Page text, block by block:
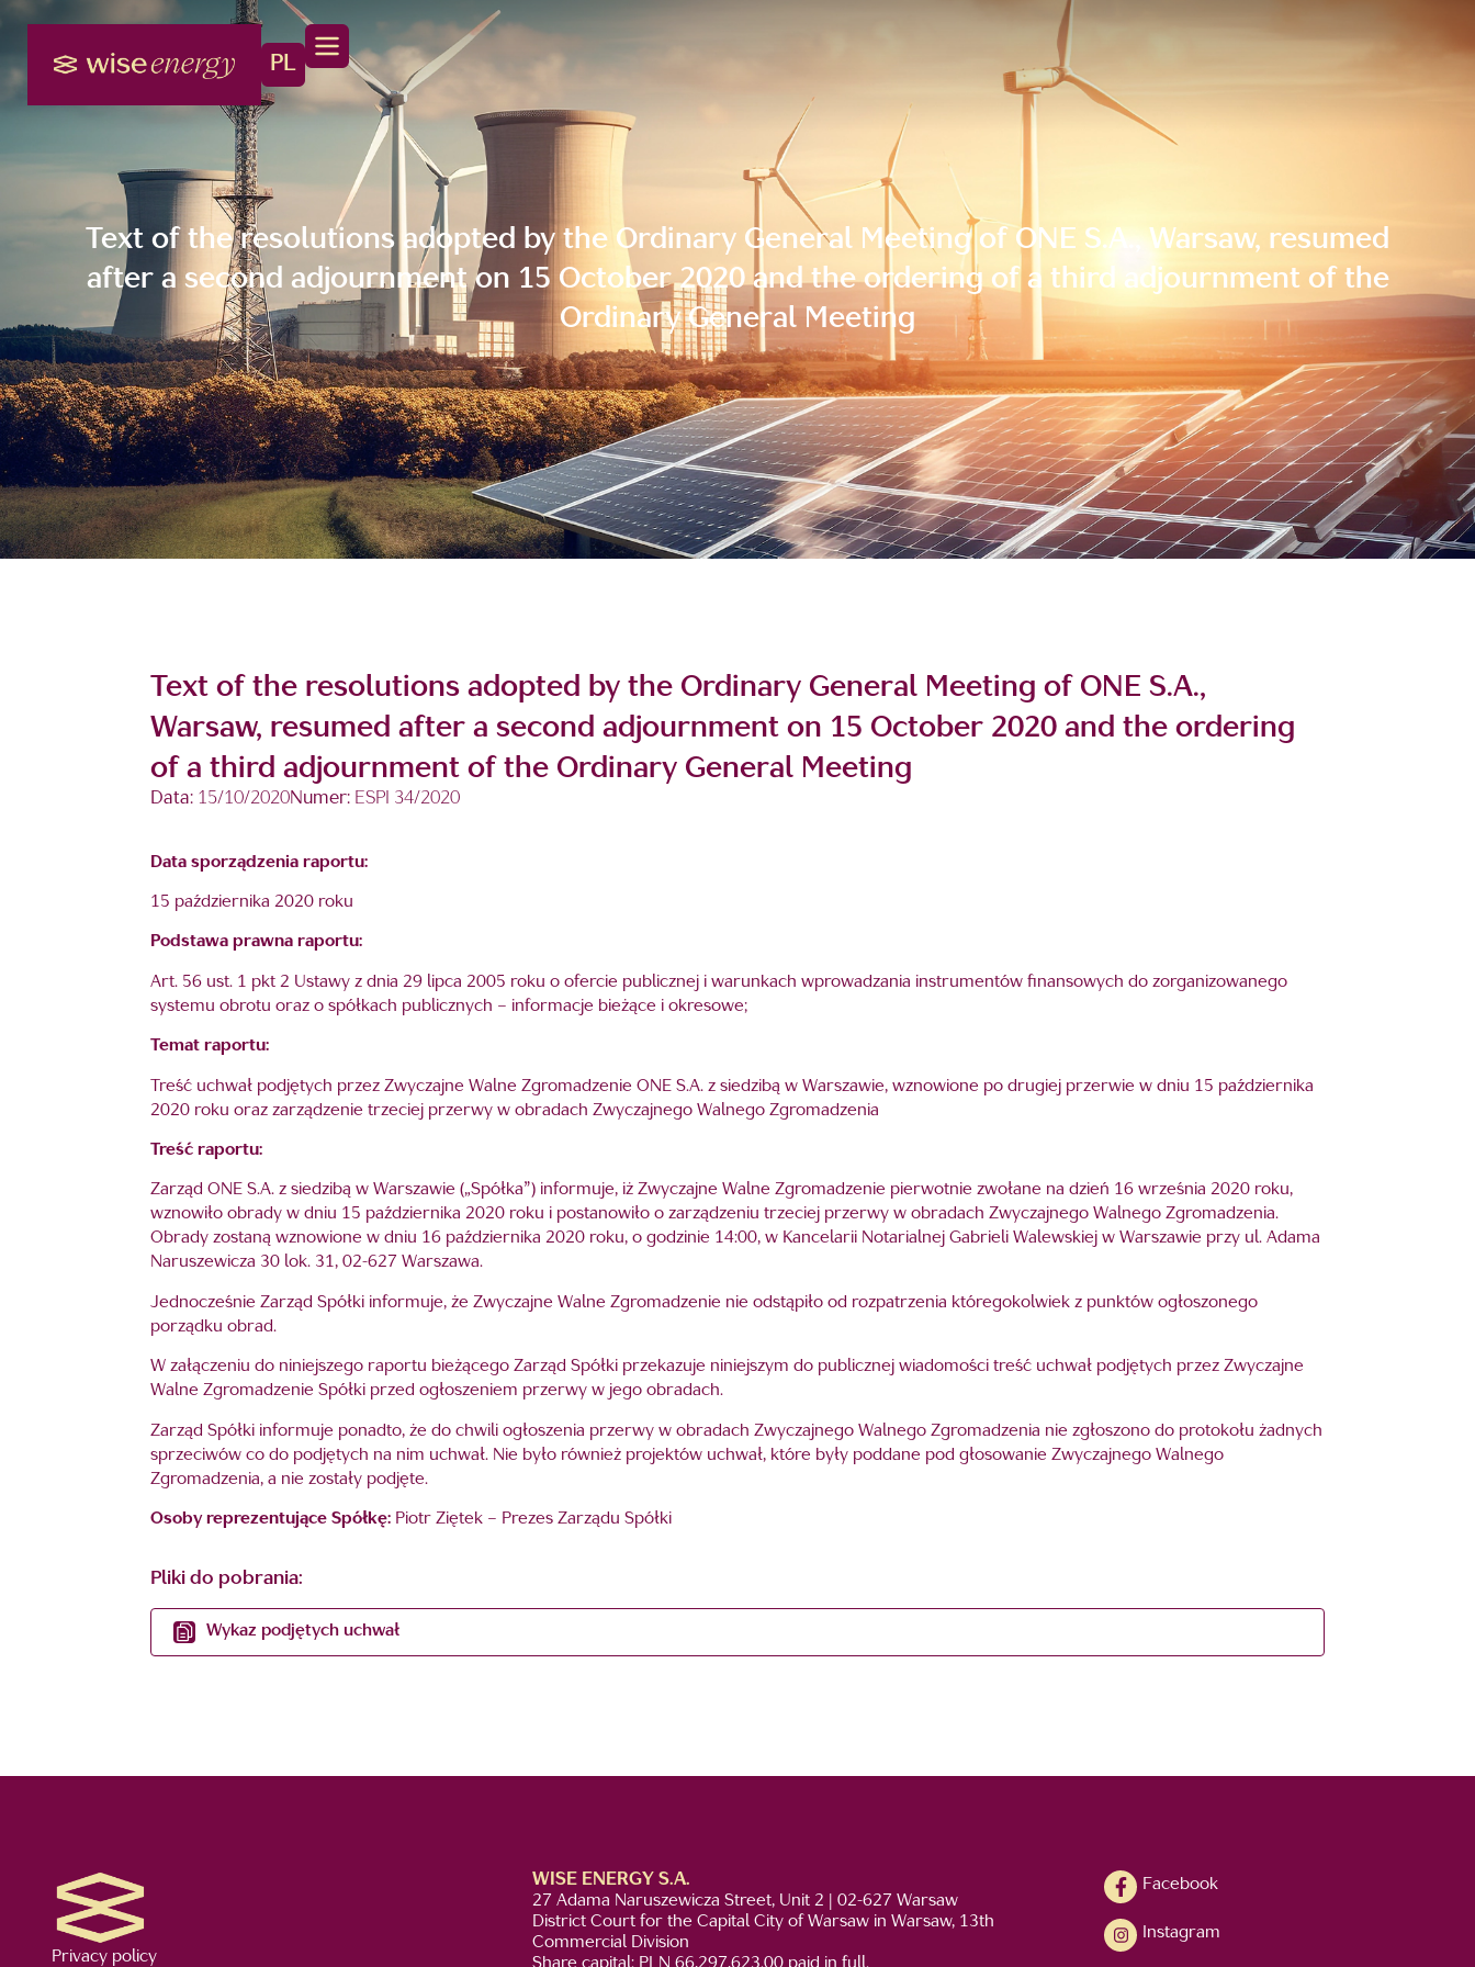
PL
Text of the resolutions adopted by the Ordinary General Meeting of ONE S.A., Warsaw, resumed
after a second adjournment on 15 October 2020 and the ordering of a third adjournment of the
Ordinary General Meeting
Text of the resolutions adopted by the Ordinary General Meeting of ONE S.A.,
Warsaw, resumed after a second adjournment on 15 October 2020 and the ordering
of a third adjournment of the Ordinary General Meeting
Data: 15/10/2020Numer: ESPI 34/2020
Data sporządzenia raportu:
15 października 2020 roku
Podstawa prawna raportu:
Art. 56 ust. 1 pkt 2 Ustawy z dnia 29 lipca 2005 roku o ofercie publicznej i warunkach wprowadzania instrumentów finansowych do zorganizowanego
systemu obrotu oraz o spółkach publicznych – informacje bieżące i okresowe;
Temat raportu:
Treść uchwał podjętych przez Zwyczajne Walne Zgromadzenie ONE S.A. z siedzibą w Warszawie, wznowione po drugiej przerwie w dniu 15 października
2020 roku oraz zarządzenie trzeciej przerwy w obradach Zwyczajnego Walnego Zgromadzenia
Treść raportu:
Zarząd ONE S.A. z siedzibą w Warszawie („Spółka”) informuje, iż Zwyczajne Walne Zgromadzenie pierwotnie zwołane na dzień 16 września 2020 roku,
wznowiło obrady w dniu 15 października 2020 roku i postanowiło o zarządzeniu trzeciej przerwy w obradach Zwyczajnego Walnego Zgromadzenia.
Obrady zostaną wznowione w dniu 16 października 2020 roku, o godzinie 14:00, w Kancelarii Notarialnej Gabrieli Walewskiej w Warszawie przy ul. Adama
Naruszewicza 30 lok. 31, 02-627 Warszawa.
Jednocześnie Zarząd Spółki informuje, że Zwyczajne Walne Zgromadzenie nie odstąpiło od rozpatrzenia któregokolwiek z punktów ogłoszonego
porządku obrad.
W załączeniu do niniejszego raportu bieżącego Zarząd Spółki przekazuje niniejszym do publicznej wiadomości treść uchwał podjętych przez Zwyczajne
Walne Zgromadzenie Spółki przed ogłoszeniem przerwy w jego obradach.
Zarząd Spółki informuje ponadto, że do chwili ogłoszenia przerwy w obradach Zwyczajnego Walnego Zgromadzenia nie zgłoszono do protokołu żadnych
sprzeciwów co do podjętych na nim uchwał. Nie było również projektów uchwał, które były poddane pod głosowanie Zwyczajnego Walnego
Zgromadzenia, a nie zostały podjęte.
Osoby reprezentujące Spółkę: Piotr Ziętek – Prezes Zarządu Spółki
Pliki do pobrania:
Wykaz podjętych uchwał
Privacy policy
WISE ENERGY S.A.
27 Adama Naruszewicza Street, Unit 2 | 02-627 Warsaw
District Court for the Capital City of Warsaw in Warsaw, 13th
Commercial Division
Facebook
Instagram